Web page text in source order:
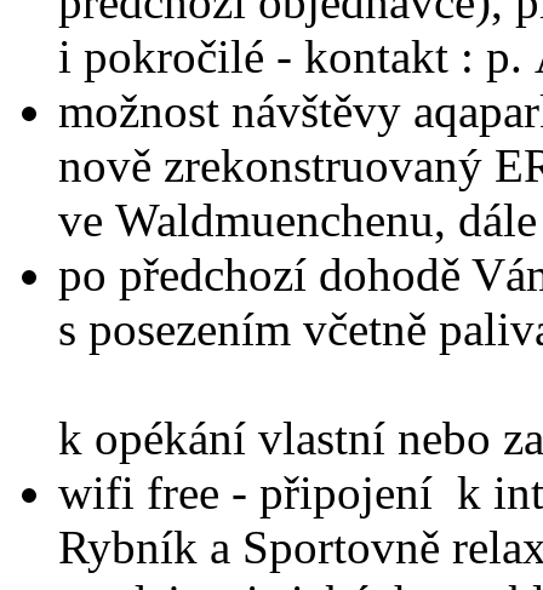
i pokročilé - kontakt : p.
možnost návštěvy
nově zrekonstruovaný
ve Waldmuenchenu,
po předchozí dohodě
s posezením včetně
k opékání vlastní nebo
wifi free - připojení k
Rybník a Sportovně